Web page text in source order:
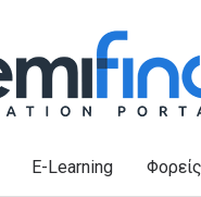
E-Learning